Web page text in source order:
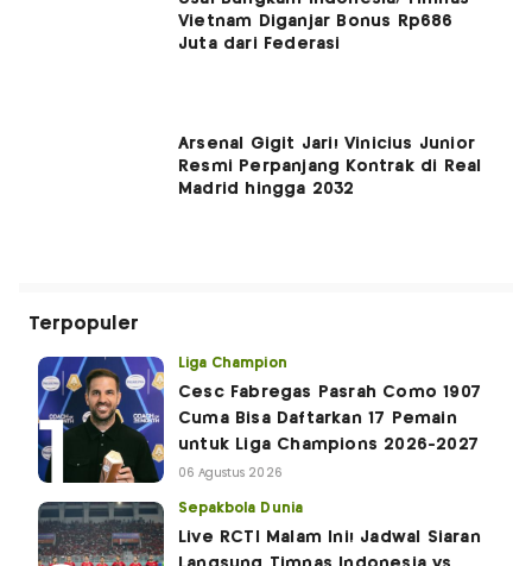
Vietnam Diganjar Bonus Rp686
Juta dari Federasi
Arsenal Gigit Jari! Vinicius Junior
Resmi Perpanjang Kontrak di Real
Madrid hingga 2032
Terpopuler
Liga Champion
Cesc Fabregas Pasrah Como 1907
Cuma Bisa Daftarkan 17 Pemain
untuk Liga Champions 2026-2027
06 Agustus 2026
Sepakbola Dunia
Live RCTI Malam Ini! Jadwal Siaran